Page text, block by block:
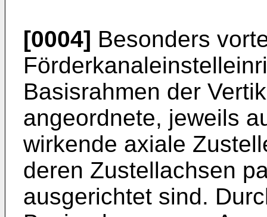
[0004] Besonders
Basisrahmen der
angeordnete, jeweils
wirkende axiale
deren Zustellachsen
ausgerichtet sind.